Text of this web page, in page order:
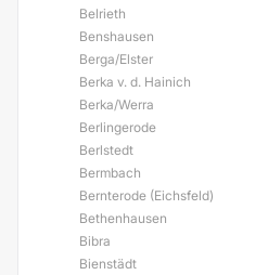
Belrieth
Benshausen
Berga/Elster
Berka v. d. Hainich
Berka/Werra
Berlingerode
Berlstedt
Bermbach
Bernterode (Eichsfeld)
Bethenhausen
Bibra
Bienstädt